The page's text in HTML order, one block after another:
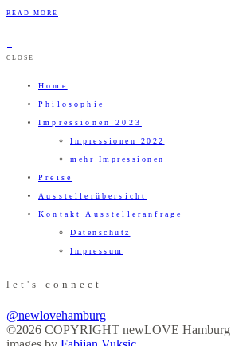
READ MORE
CLOSE
Home
Philosophie
Impressionen 2023
Impressionen 2022
mehr Impressionen
Preise
Ausstellerübersicht
Kontakt Ausstelleranfrage
Datenschutz
Impressum
let's connect
@newlovehamburg
©2026 COPYRIGHT newLOVE Hamburg